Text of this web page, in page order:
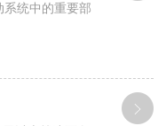
系统中的重要部